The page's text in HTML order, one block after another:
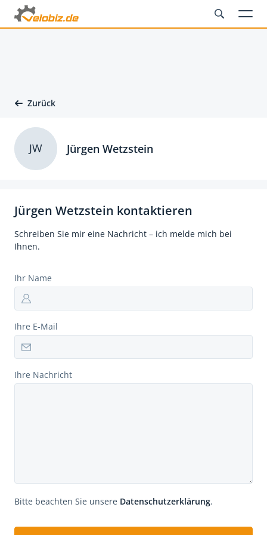
Zurück
Jürgen Wetzstein kontaktieren
Schreiben Sie mir eine Nachricht – ich melde mich bei
Ihnen.
Ihr Name
Ihre E-Mail
Ihre Nachricht
Bitte beachten Sie unsere Datenschutzerklärung.
JW Jürgen Wetzstein